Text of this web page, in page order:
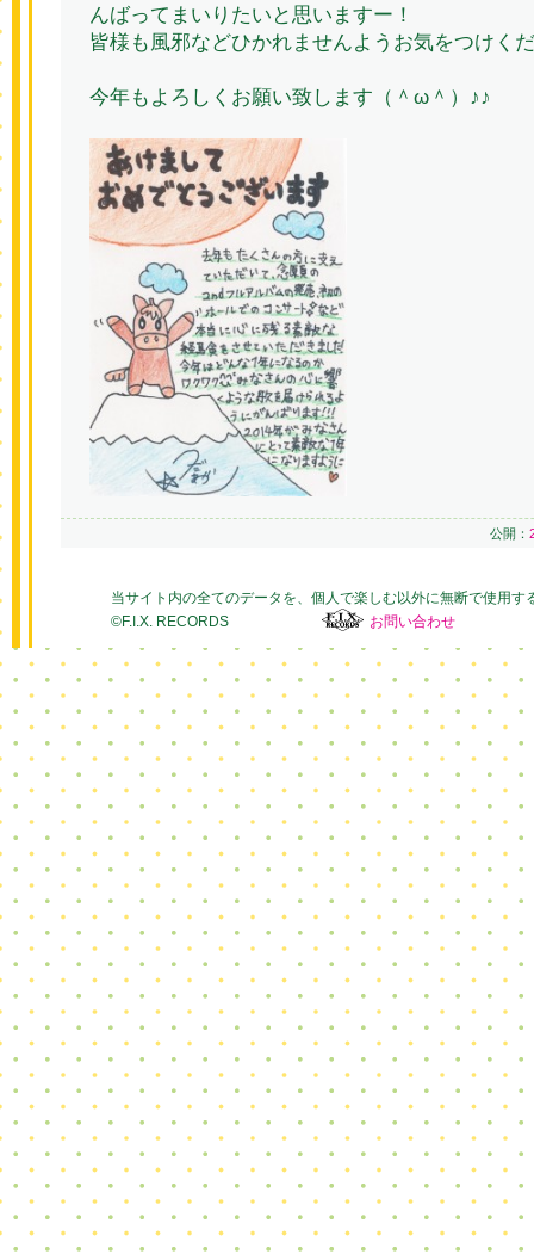
んばってまいりたいと思いますー！
皆様も風邪などひかれませんようお気をつけく
今年もよろしくお願い致します（＾ω＾）♪♪
公開：
当サイト内の全てのデータを、個人で楽しむ以外に無断で使用す
©F.I.X. RECORDS
お問い合わせ